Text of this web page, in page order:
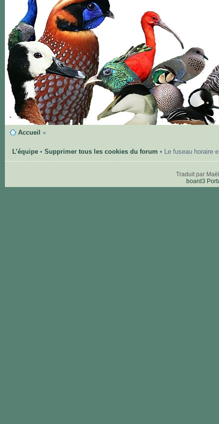
Accueil »
L’équipe• Supprimer tous les cookies du forum • Le fuseau horaire
Traduit par
board3